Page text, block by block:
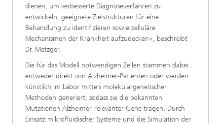
dienen, um verbesserte Diagnoseverfahren zu
entwickeln, geeignete Zielstrukturen für eine
Behandlung zu identifizieren sowie zelluläre
Mechanismen der Krankheit aufzudecken«, beschreibt
Dr. Metzger.
Die für das Modell notwendigen Zellen stammen dabei
entweder direkt von Alzheimer-Patienten oder werden
künstlich im Labor mittels molekulargenetischer
Methoden generiert, sodass sie die bekannten
Mutationen Alzheimer-relevanter Gene tragen. Durch
Einsatz mikrofluidischer Systeme und die Simulation der